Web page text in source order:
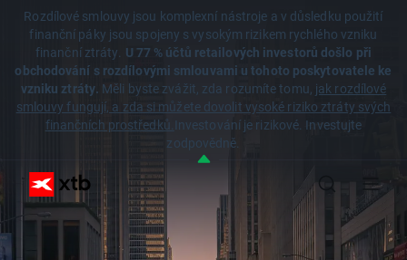
Rozdílové smlouvy jsou komplexní nástroje a v důsledku použití
finanční páky jsou spojeny s vysokým rizikem rychlého vzniku
finanční ztráty. U 77 % účtů retailových investorů došlo při
obchodování s rozdílovými smlouvami u tohoto poskytovatele ke
vzniku ztráty. Měli byste zvážit, zda rozumíte tomu, jak rozdílové
smlouvy fungují, a zda si můžete dovolit vysoké riziko ztráty svých
finančních prostředků.Investování je rizikové. Investujte
zodpovědně.